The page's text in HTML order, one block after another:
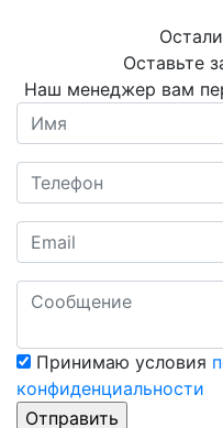
Оставьте
Наш менеджер вам
Принимаю условия
конфиденциальности